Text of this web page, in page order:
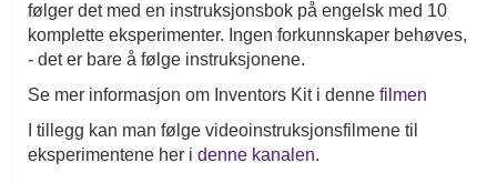
følger det med en instruksjonsbok på engelsk med 10
komplette eksperimenter. Ingen forkunnskaper behøves,
- det er bare å følge instruksjonene.
Se mer informasjon om Inventors Kit i denne filmen
I tillegg kan man følge videoinstruksjonsfilmene til
eksperimentene her i denne kanalen.